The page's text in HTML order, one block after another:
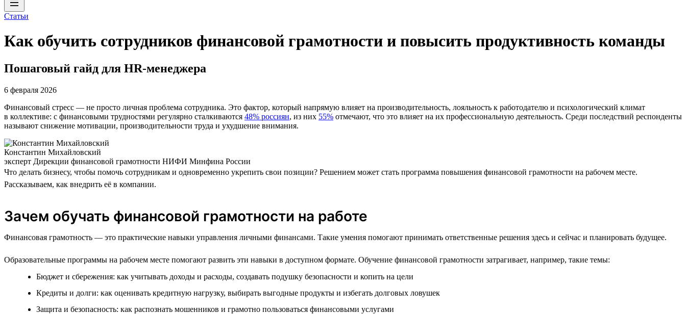
Статьи
Как обучить сотрудников финансовой грамотности и повысить продуктивность команды
Пошаговый гайд для HR-менеджера
6 февраля 2026
Финансовый стресс — не просто личная проблема сотрудника. Это фактор, который напрямую влияет на производительность, лояльность к работодателю и психологический климат
в коллективе: с финансовыми трудностями регулярно сталкиваются 48% россиян, из них 55% отмечают, что это влияет на их профессиональную деятельность. Среди последствий респонденты
называют снижение мотивации, производительности труда и ухудшение внимания.
Константин Михайловский
эксперт Дирекции финансовой грамотности НИФИ Минфина России
Что делать бизнесу, чтобы помочь сотрудникам и одновременно укрепить свои позиции? Решением может стать программа повышения финансовой грамотности на рабочем месте.
Рассказываем, как внедрить её в компании.
Зачем обучать финансовой грамотности на работе
Финансовая грамотность — это практические навыки управления личными финансами. Такие умения помогают принимать ответственные решения здесь и сейчас и планировать будущее.
Образовательные программы на рабочем месте помогают развить эти навыки в доступном формате. Обучение финансовой грамотности затрагивает, например, такие темы:
Бюджет и сбережения: как учитывать доходы и расходы, создавать подушку безопасности и копить на цели
Кредиты и долги: как оценивать кредитную нагрузку, выбирать выгодные продукты и избегать долговых ловушек
Защита и безопасность: как распознать мошенников и грамотно пользоваться финансовыми услугами